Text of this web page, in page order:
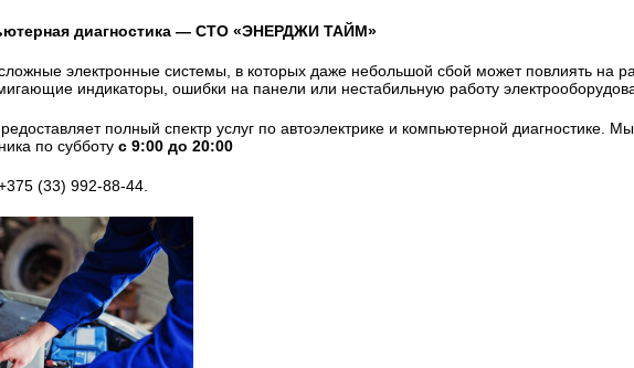
диагностика — СТО «ЭНЕРДЖИ ТАЙМ»
электронные системы, в которых даже небольшой сбой может повлиять на
индикаторы, ошибки на панели или нестабильную работу
полный спектр услуг по автоэлектрике и компьютерной диагностике.
по субботу с 9:00 до 20:00
(33) 992-88-44.